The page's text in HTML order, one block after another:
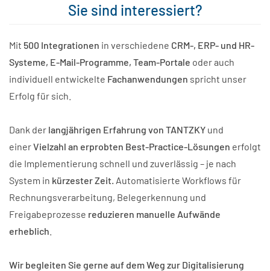
Sie sind interessiert?
Mit 500 Integrationen in verschiedene CRM-, ERP- und HR-
Systeme, E-Mail-Programme, Team-Portale oder auch
individuell entwickelte Fachanwendungen spricht unser
Erfolg für sich.
Dank der langjährigen Erfahrung von TANTZKY und
einerVielzahl an erprobten Best-Practice-Lösungen erfolgt
die Implementierung schnell und zuverlässig – je nach
System in kürzester Zeit. Automatisierte Workflows für
Rechnungsverarbeitung, Belegerkennung und
Freigabeprozesse reduzieren manuelle Aufwände
erheblich
Wir begleiten Sie gerne auf dem Weg zur Digitalisierung